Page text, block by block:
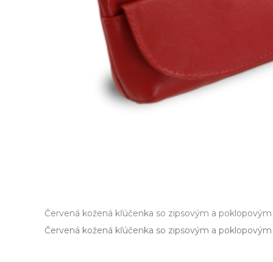
Červená kožená kľúčenka so zipsovým a
Červená kožená kľúčenka so zipsovým a